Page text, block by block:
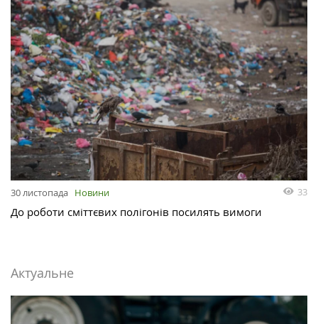
30 листопада Новини 33
До роботи сміттєвих полігонів посилять вимоги
Актуальне